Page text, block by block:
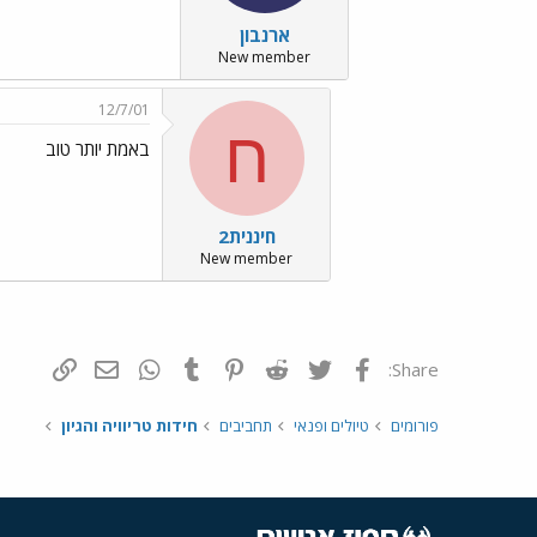
ארנבון
New member
ח
חיננית2
New member
12/7/01
באמת יותר טוב
Share: פייסבוק Twitter
Reddit
Pinterest
Tumblr
WhatsAppדואר אלקטרוני
פורומים טיולים ופנאי תחביבים חידות טריוויה והגיון